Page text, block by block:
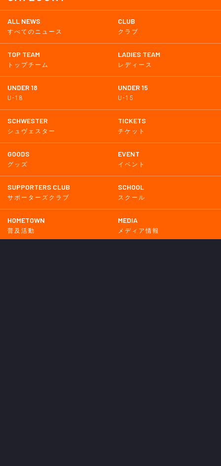
ALL NEWS
すべてのニュース
CLUB
クラブ
TOP TEAM
トップチーム
LADIES TEAM
レディース
UNDER 18
U-18
UNDER 15
U-15
SCHWESTER
シュヴェスター
TICKETS
チケット
GOODS
グッズ
EVENT
イベント
SUPPORTERS CLUB
サポーターズクラブ
SCHOOL
スクール
HOMETOWN
普及活動
MEDIA
メディア情報